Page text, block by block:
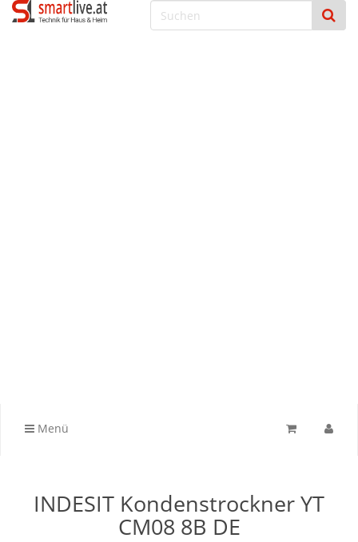
Menü
INDESIT Kondenstrockner YT
CM08 8B DE